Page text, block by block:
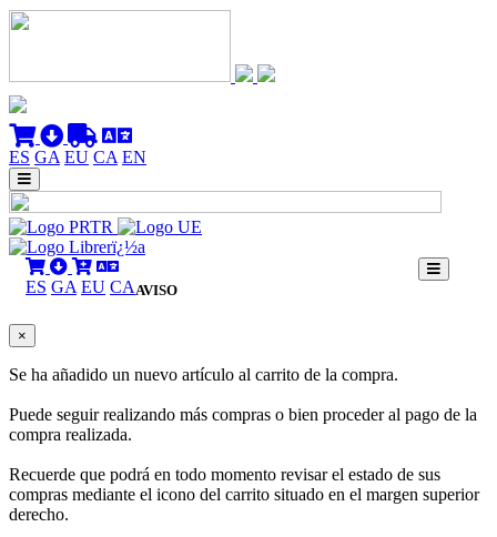
ES GA EU CA EN
ES GA EU CAAVISO
×
Se ha añadido un nuevo artículo al carrito de la compra.
Puede seguir realizando más compras o bien proceder al pago de la
compra realizada.
Recuerde que podrá en todo momento revisar el estado de sus
compras mediante el icono del carrito situado en el margen superior
derecho.